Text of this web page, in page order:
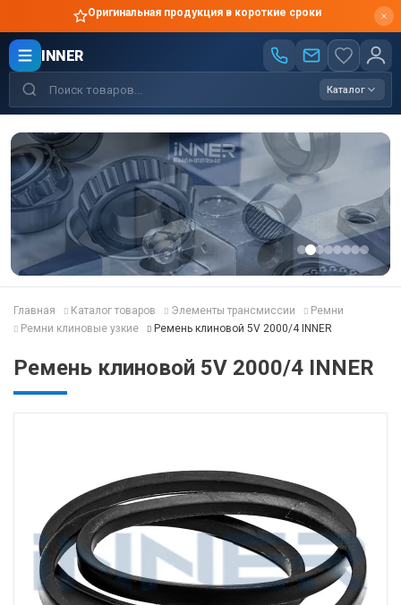
Оригинальная продукция в короткие сроки
INNER
Каталог
Главная Каталог товаров Элементы трансмиссии
Ремни
Ремни клиновые узкие
Ремень клиновой 5V 2000/4 INNER
Ремень клиновой 5V 2000/4 INNER